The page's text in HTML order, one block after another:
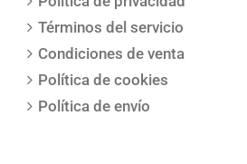
Términos del servicio
Condiciones de venta
Política de cookies
Política de envío